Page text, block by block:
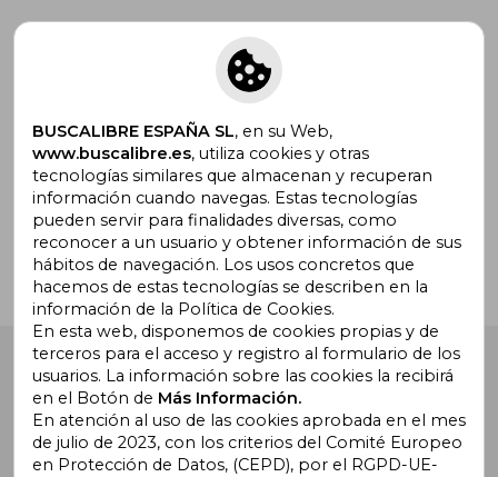
Suscríbete para recibir ofertas y
promociones
¿Necesitas ayuda?
Ir a Centro de Soporte
Buscalibre España . Calle Energía, 65, Nave 3 (08940),
Cornellà de Llobregat, Barcelona. Derechos Reservados.
BUSCALIBRE ESPAÑA SL, en su Web,
www.buscalibre.es, utiliza cookies y otras
tecnologías similares que almacenan y recuperan
información cuando navegas. Estas tecnologías
pueden servir para finalidades diversas, como
reconocer a un usuario y obtener información de sus
hábitos de navegación. Los usos concretos que
hacemos de estas tecnologías se describen en la
información de la Política de Cookies.
En esta web, disponemos de cookies propias y de
terceros para el acceso y registro al formulario de los
usuarios. La información sobre las cookies la recibirá
en el Botón de Más Información.
En atención al uso de las cookies aprobada en el mes
de julio de 2023, con los criterios del Comité Europeo
en Protección de Datos, (CEPD), por el RGPD-UE-